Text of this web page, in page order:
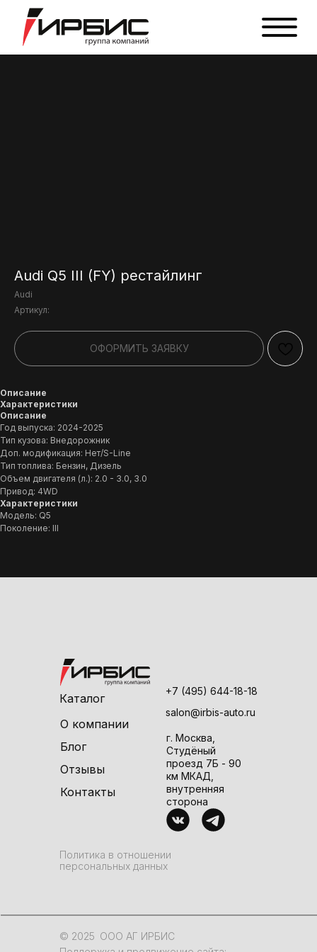
Audi Q5 III (FY) рестайлинг
Audi
Артикул:
ОФОРМИТЬ ЗАЯВКУ
Описание
Характеристики
Описание
Год выпуска: 2024-2025
Тип кузова: Внедорожник
Доп. модификация: Нет/S-Line
Тип топлива: Бензин, Дизель
Объем двигателя (л.): 2.0 - 3.0, 3.0
Привод: 4WD
Характеристики
Модель: Q5
Поколение: III
г. Москва,
Студёный
проезд 7Б - 90
км МКАД,
внутренняя
сторона
Контакты
Каталог
О компании
Отзывы
Блог
Политика в отношении
персональных данных
ООО АГ ИРБИС
© 2025
+7 (495) 644-18-18
salon@irbis-auto.ru